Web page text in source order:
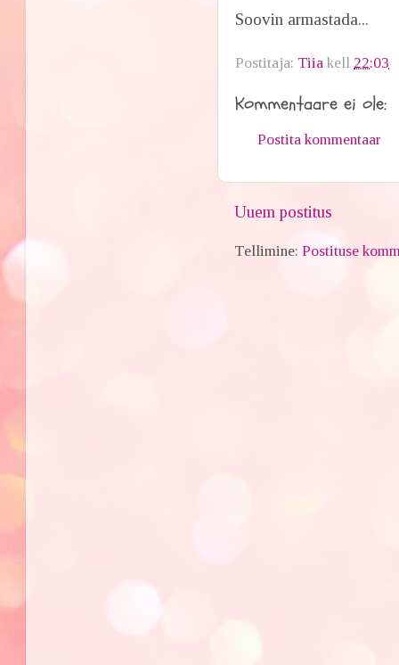
Soovin armastada...
Postitaja: Tiia kell 22:03
Kommentaare ei ole:
Postita kommentaar
Uuem postitus
Tellimine:Postituse